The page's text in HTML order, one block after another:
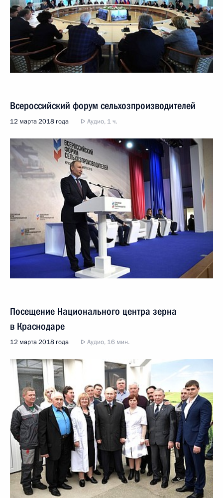
Всероссийский форум сельхозпроизводителей
12 марта 2018 года Аудио, 1 ч.
Посещение Национального центра зерна
в Краснодаре
12 марта 2018 года Аудио, 16 мин.